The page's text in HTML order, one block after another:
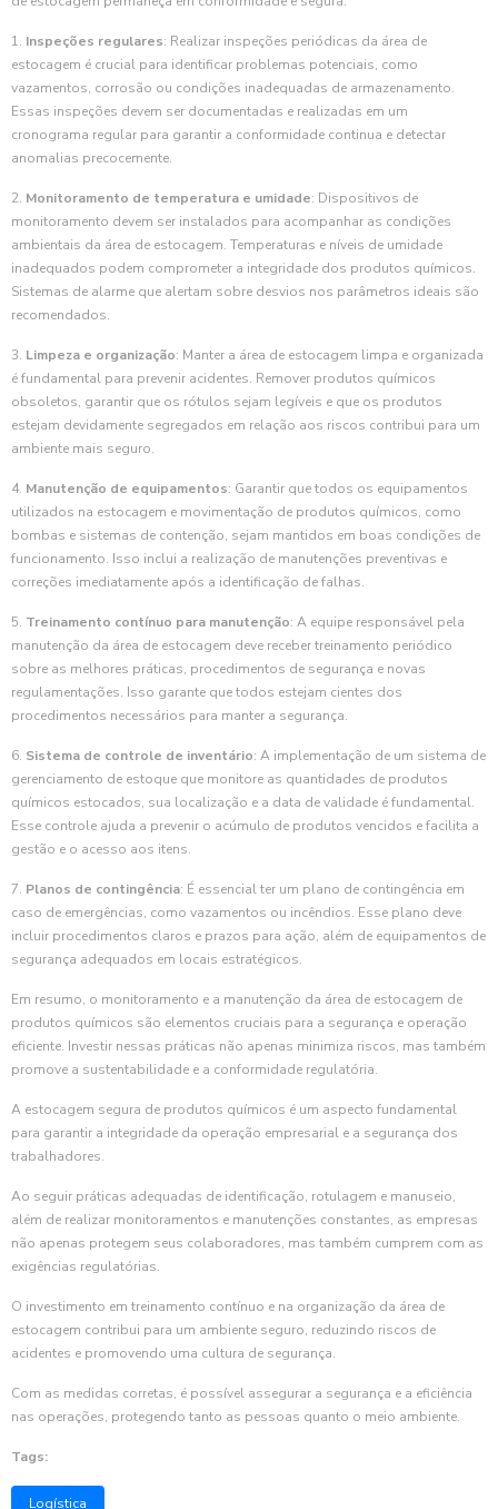
1. Inspeções regulares: Realizar inspeções periódicas da área de
estocagem é crucial para identificar problemas potenciais, como
vazamentos, corrosão ou condições inadequadas de armazenamento.
Essas inspeções devem ser documentadas e realizadas em um
cronograma regular para garantir a conformidade continua e detectar
anomalias precocemente.
2. Monitoramento de temperatura e umidade: Dispositivos de
monitoramento devem ser instalados para acompanhar as condições
ambientais da área de estocagem. Temperaturas e níveis de umidade
inadequados podem comprometer a integridade dos produtos químicos.
Sistemas de alarme que alertam sobre desvios nos parâmetros ideais são
recomendados.
3. Limpeza e organização: Manter a área de estocagem limpa e organizada
é fundamental para prevenir acidentes. Remover produtos químicos
obsoletos, garantir que os rótulos sejam legíveis e que os produtos
estejam devidamente segregados em relação aos riscos contribui para um
ambiente mais seguro.
4. Manutenção de equipamentos: Garantir que todos os equipamentos
utilizados na estocagem e movimentação de produtos químicos, como
bombas e sistemas de contenção, sejam mantidos em boas condições de
funcionamento. Isso inclui a realização de manutenções preventivas e
correções imediatamente após a identificação de falhas.
5. Treinamento contínuo para manutenção: A equipe responsável pela
manutenção da área de estocagem deve receber treinamento periódico
sobre as melhores práticas, procedimentos de segurança e novas
regulamentações. Isso garante que todos estejam cientes dos
procedimentos necessários para manter a segurança.
6. Sistema de controle de inventário: A implementação de um sistema de
gerenciamento de estoque que monitore as quantidades de produtos
químicos estocados, sua localização e a data de validade é fundamental.
Esse controle ajuda a prevenir o acúmulo de produtos vencidos e facilita a
gestão e o acesso aos itens.
7. Planos de contingência: É essencial ter um plano de contingência em
caso de emergências, como vazamentos ou incêndios. Esse plano deve
incluir procedimentos claros e prazos para ação, além de equipamentos de
segurança adequados em locais estratégicos.
Em resumo, o monitoramento e a manutenção da área de estocagem de
produtos químicos são elementos cruciais para a segurança e operação
eficiente. Investir nessas práticas não apenas minimiza riscos, mas também
promove a sustentabilidade e a conformidade regulatória.
A estocagem segura de produtos químicos é um aspecto fundamental
para garantir a integridade da operação empresarial e a segurança dos
trabalhadores.
Ao seguir práticas adequadas de identificação, rotulagem e manuseio,
além de realizar monitoramentos e manutenções constantes, as empresas
não apenas protegem seus colaboradores, mas também cumprem com as
exigências regulatórias.
O investimento em treinamento contínuo e na organização da área de
estocagem contribui para um ambiente seguro, reduzindo riscos de
acidentes e promovendo uma cultura de segurança.
Com as medidas corretas, é possível assegurar a segurança e a eficiência
nas operações, protegendo tanto as pessoas quanto o meio ambiente.
Tags:
Logística